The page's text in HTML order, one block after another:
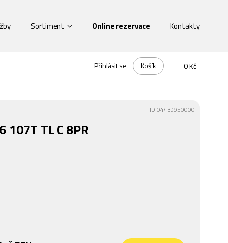
Sortiment Online rezervace Kontakty
0 Kč
Košík
Přihlásit se
ID:04430950000
107T TL C 8PR